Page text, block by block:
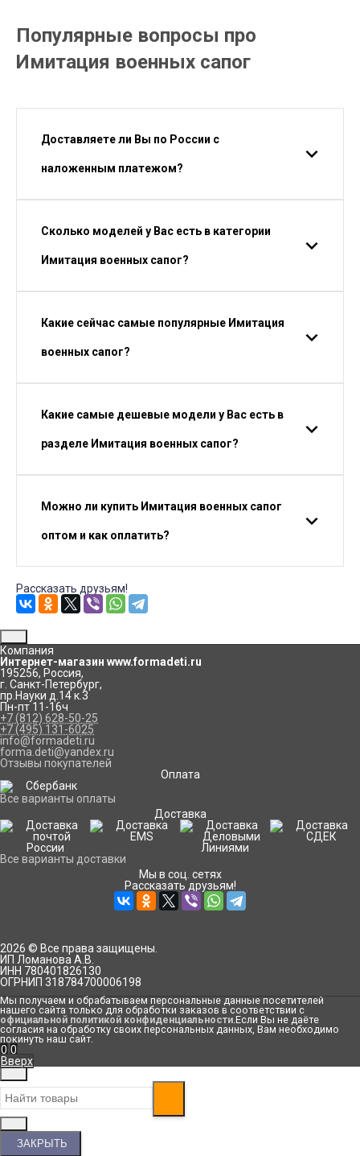
Популярные вопросы про
Имитация военных сапог
Доставляете ли Вы по России с
наложенным платежом?
Сколько моделей у Вас есть в категории
Имитация военных сапог?
Какие сейчас самые популярные Имитация
военных сапог?
Какие самые дешевые модели у Вас есть в
разделе Имитация военных сапог?
Можно ли купить Имитация военных сапог
оптом и как оплатить?
Рассказать друзьям!
Компания
Интернет-магазин www.formadeti.ru
195256, Россия,
г. Санкт-Петербург,
пр.Науки д.14 к.3
Пн-пт 11-16ч
+7 (812) 628-50-25
+7 (495) 131-6025
info@formadeti.ru
forma.deti@yandex.ru
Отзывы покупателей
Оплата
Все варианты оплаты
Доставка
Все варианты доставки
Мы в соц. сетях
Рассказать друзьям!
2026 © Все права защищены.
ИП Ломанова А.В.
ИНН 780401826130
ОГРНИП 318784700006198
Мы получаем и обрабатываем персональные данные посетителей
нашего сайта только для обработки заказов в соответствии с
официальной политикой конфиденциальности.Если Вы не даёте
согласия на обработку своих персональных данных, Вам необходимо
покинуть наш сайт.
0 0
Вверх
ЗАКРЫТЬ